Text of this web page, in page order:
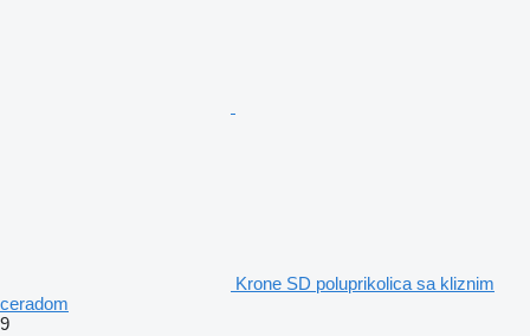
Krone SD poluprikolica sa kliznim
ceradom
9